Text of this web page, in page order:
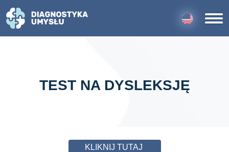
TEST NA DYSLEKSJĘ
KLIKNIJ TUTAJ